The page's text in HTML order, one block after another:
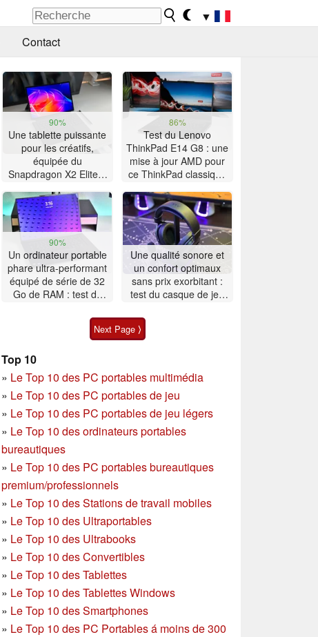
▼
Contact
90%
Une tablette puissante
pour les créatifs,
équipée du
Snapdragon X2 Elite –
PZ14
86%
Test du Lenovo
ThinkPad E14 G8 : une
mise à jour AMD pour
ce ThinkPad classique
autonomie
90%
Un ordinateur portable
phare ultra-performant
équipé de série de 32
Go de RAM : test du
Une qualité sonore et
un confort optimaux
sans prix exorbitant :
test du casque de jeu
Next Page ⟩
Top 10
» Le Top 10 des PC portables multimédia
» Le Top 10 des PC portables de jeu
» Le Top 10 des PC portables de jeu légers
» Le Top 10 des ordinateurs portables
bureautiques
» Le Top 10 des PC portables bureautiques
premium/professionnels
» Le Top 10 des Stations de travail mobiles
» Le Top 10 des Ultraportables
» Le Top 10 des Ultrabooks
» Le Top 10 des Convertibles
» Le Top 10 des Tablettes
» Le Top 10 des Tablettes Windows
» Le Top 10 des Smartphones
» Le Top 10 des PC Portables á moins de 300